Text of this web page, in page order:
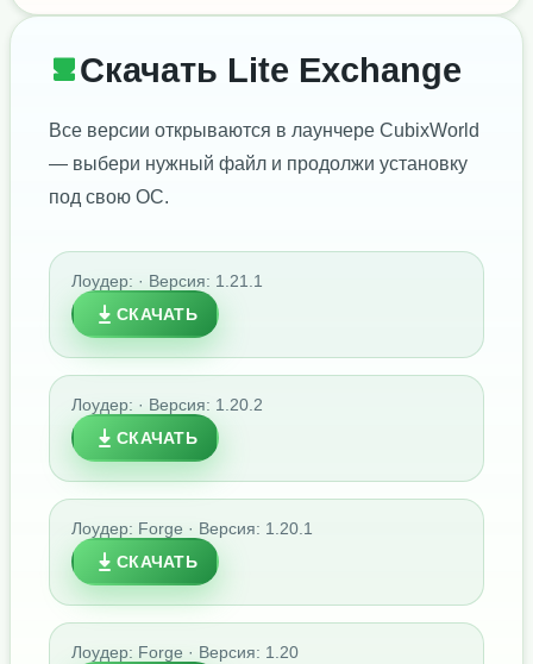
Скачать Lite Exchange
Все версии открываются в лаунчере CubixWorld
— выбери нужный файл и продолжи установку
под свою ОС.
Лоудер: · Версия: 1.21.1
СКАЧАТЬ
Лоудер: · Версия: 1.20.2
СКАЧАТЬ
Лоудер: Forge · Версия: 1.20.1
СКАЧАТЬ
Лоудер: Forge · Версия: 1.20